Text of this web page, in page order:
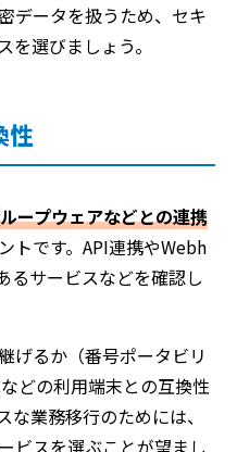
データを扱うため、セキ
を選びましょう。
性
ープウェアなどとの連携
トです。API連携やWebh
るサービスなどを確認し
げるか（番号ポータビリ
どの利用端末との互換性
業務移行のためには、
ビスを選ぶことが望まし